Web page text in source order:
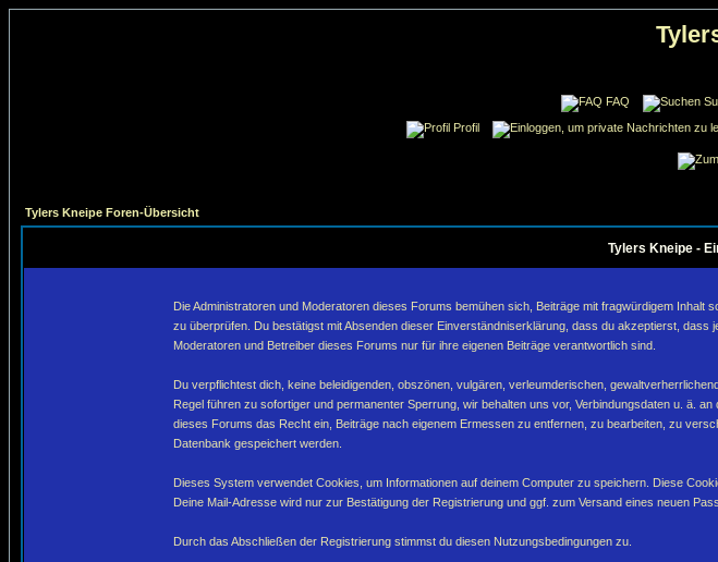
FAQ
Profil
Tylers Kneipe Foren-Übersicht
Tylers Kneipe -
Die Administratoren und Moderatoren dieses Forums bemühen sich, Beiträge mit fragwürdigem
zu überprüfen. Du bestätigst mit Absenden dieser Einverständniserklärung, dass du akzeptierst,
Moderatoren und Betreiber dieses Forums nur für ihre eigenen Beiträge verantwortlich sind.
Du verpflichtest dich, keine beleidigenden, obszönen, vulgären, verleumderischen,
Regel führen zu sofortiger und permanenter Sperrung, wir behalten uns vor, Verbindungsdaten u. ä.
dieses Forums das Recht ein, Beiträge nach eigenem Ermessen zu entfernen, zu bearbeiten, zu
Datenbank gespeichert werden.
Dieses System verwendet Cookies, um Informationen auf deinem Computer zu speichern. Diese
Deine Mail-Adresse wird nur zur Bestätigung der Registrierung und ggf. zum Versand eines neuen
Durch das Abschließen der Registrierung stimmst du diesen Nutzungsbedingungen zu.